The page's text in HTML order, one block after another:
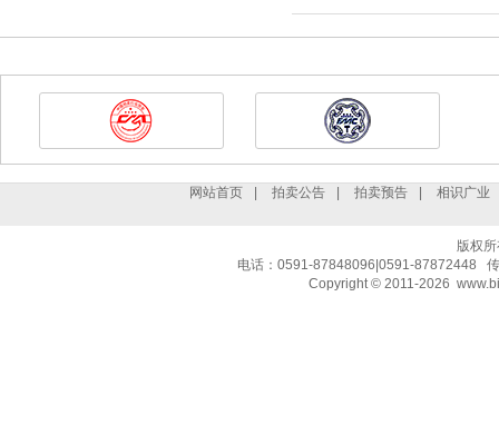
网站首页 拍卖公告 拍卖预告 相识广业
版权
电话：0591-87848096|0591-87872448
Copyright © 2011-2026